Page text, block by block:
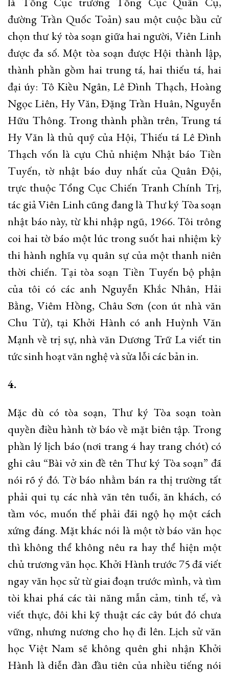
đường Trần Quốc Toản) sau một cuộc bầu cử
chọn thư ký tòa soạn giữa hai người, Viên Linh
được đa số. Một tòa soạn được Hội thành lập,
thành phần gồm hai trung tá, hai thiếu tá, hai
đại úy: Tô Kiều Ngân, Lê Đình Thạch, Hoàng
Ngọc Liên, Hy Văn, Đặng Trần Huân, Nguyễn
Hữu Thông. Trong thành phần trên, Trung tá
Hy Văn là thủ quỹ của Hội, Thiếu tá Lê Đình
Thạch vốn là cựu Chủ nhiệm Nhật báo Tiền
Tuyến, tờ nhật báo duy nhất của Quân Đội,
trực thuộc Tổng Cục Chiến Tranh Chính Trị,
tác giả Viên Linh cũng đang là Thư ký Tòa soạn
nhật báo này, từ khi nhập ngũ, 1966. Tôi trông
coi hai tờ báo một lúc trong suốt hai nhiệm kỳ
thi hành nghĩa vụ quân sự của một thanh niên
thời chiến. Tại tòa soạn Tiền Tuyến bộ phận
của tôi có các anh Nguyễn Khắc Nhân, Hải
Bằng, Viêm Hồng, Châu Sơn (con út nhà văn
Chu Tử), tại Khởi Hành có anh Huỳnh Văn
Mạnh về trị sự, nhà văn Dương Trữ La viết tin
tức sinh hoạt văn nghệ và sửa lỗi các bản in.
4.
Mặc dù có tòa soạn, Thư ký Tòa soạn toàn
quyền điều hành tờ báo về mặt biên tập. Trong
phần lý lịch báo (nơi trang 4 hay trang chót) có
ghi câu “Bài vở xin đề tên Thư ký Tòa soạn” đã
nói rõ ý đó. Tờ báo nhằm bán ra thị trường tất
phải qui tụ các nhà văn tên tuổi, ăn khách, có
tầm vóc, muốn thế phải đãi ngộ họ một cách
xứng đáng. Mặt khác nói là một tờ báo văn học
thì không thể không nêu ra hay thể hiện một
chủ trương văn học. Khởi Hành trước 75 đã viết
ngay văn học sử từ giai đoạn trước mình, và tìm
tòi khai phá các tài năng mẫn cảm, tinh tế, và
viết thực, đôi khi kỹ thuật các cây bút đó chưa
vững, nhưng nương cho họ đi lên. Lịch sử văn
học Việt Nam sẽ không quên ghi nhận Khởi
Hành là diễn đàn đầu tiên của nhiều tiếng nói